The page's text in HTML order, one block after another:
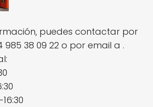
puedes contactar por
985 38 09 22 o por email a .